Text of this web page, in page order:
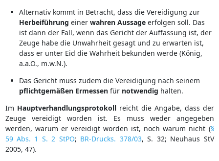
Alternativ kommt in Betracht, dass die Vereidigung zur
Herbeiführung einer wahren Aussageerfolgen soll. Das
ist dann der Fall, wenn das Gericht der Auffassung ist, der
Zeuge habe die Unwahrheit gesagt und zu erwarten ist,
dass er unter Eid die Wahrheit bekunden werde (König,
a.a.O., m.w.N.).
Das Gericht muss zudem die Vereidigung nach seinem
pflichtgemäßen Ermessenfür notwendig halten.
Im Hauptverhandlungsprotokollreicht die Angabe, dass der
Zeuge vereidigt worden ist. Es muss weder angegeben
werden, warum er vereidigt worden ist, noch warum nicht (§
59 Abs. 1 S. 2 StPO; BR-Drucks. 378/03, S. 32; Neuhaus StV
2005, 47).